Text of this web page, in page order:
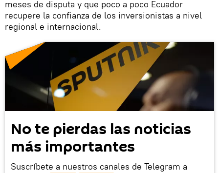
meses de disputa y que poco a poco Ecuador
recupere la confianza de los inversionistas a nivel
regional e internacional.
No te pierdas las noticias
más importantes
Suscríbete a nuestros canales de Telegram a